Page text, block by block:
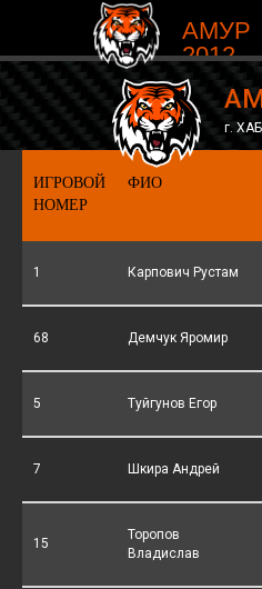
АМУР
2012
г.
ИГРОВОЙ
НОМЕР
ФИО
1 Карпович Рустам
68 Демчук Яромир
5 Туйгунов Егор
7 Шкира Андрей
15
Торопов
Владислав